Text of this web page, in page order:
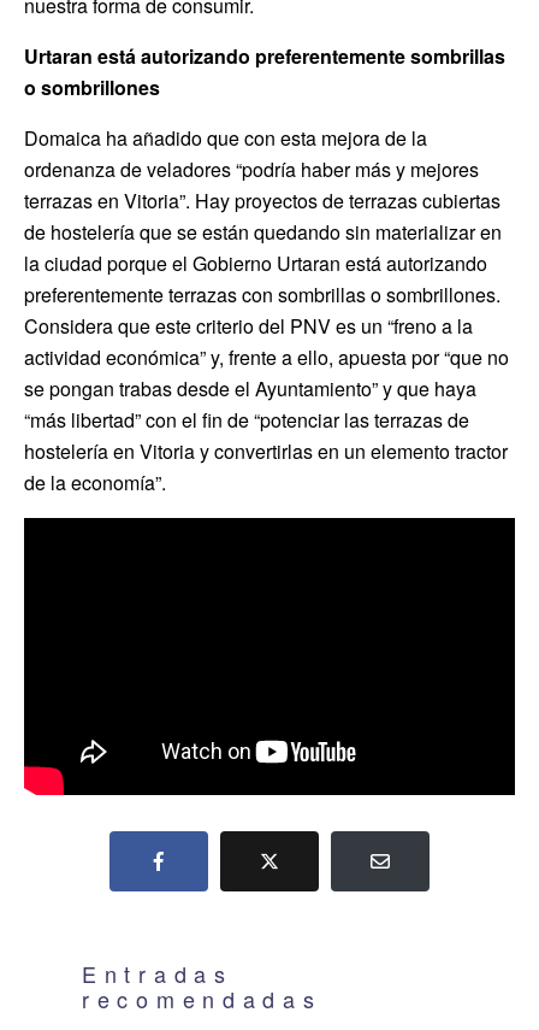
Urtaran está autorizando preferentemente sombrillas
o sombrillones
Domaica ha añadido que con esta mejora de la
ordenanza de veladores “podría haber más y mejores
terrazas en Vitoria”. Hay proyectos de terrazas cubiertas
de hostelería que se están quedando sin materializar en
la ciudad porque el Gobierno Urtaran está autorizando
preferentemente terrazas con sombrillas o sombrillones.
Considera que este criterio del PNV es un “freno a la
actividad económica” y, frente a ello, apuesta por “que no
se pongan trabas desde el Ayuntamiento” y que haya
“más libertad” con el fin de “potenciar las terrazas de
hostelería en Vitoria y convertirlas en un elemento tractor
de la economía”.
Entradas
recomendadas